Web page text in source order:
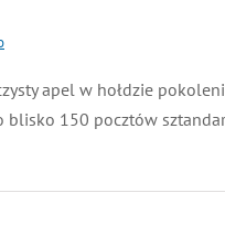
apel w hołdzie
150 pocztów